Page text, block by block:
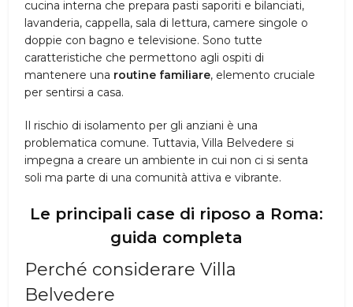
cucina interna che prepara pasti saporiti e bilanciati,
lavanderia, cappella, sala di lettura, camere singole o
doppie con bagno e televisione. Sono tutte
caratteristiche che permettono agli ospiti di
mantenere una routine familiare, elemento cruciale
per sentirsi a casa.
Il rischio di isolamento per gli anziani è una
problematica comune. Tuttavia, Villa Belvedere si
impegna a creare un ambiente in cui non ci si senta
soli ma parte di una comunità attiva e vibrante.
Le principali case di riposo a Roma:
guida completa
Perché considerare Villa
Belvedere